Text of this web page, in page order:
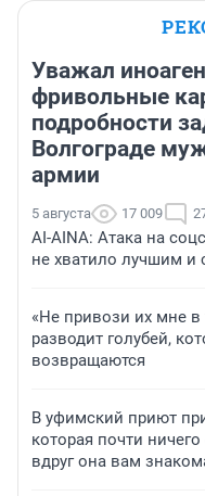
Уважал
фривольные
подробности
Волгограде
армии
5 августа 17 009
AI-AINA: Атака на
не хватило лучшим и
«Не привози их мне в
разводит голубей,
возвращаются
В уфимский приют
которая почти
вдруг она вам